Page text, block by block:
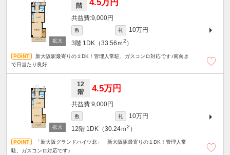
階
4.5万円
9,000円
敷 礼
10万円
3階 1DK（33.56ｍ2 ）
新大阪駅最寄りの１DK！管理人常駐、ガスコンロ対応です♪南向き
で日当たり良好
12
階
4.5万円
9,000円
敷 礼
10万円
12階 1DK（30.24ｍ2 ）
「新大阪グランドハイツ北」 新大阪駅最寄りの１DK！管理人常
駐、ガスコンロ対応です♪